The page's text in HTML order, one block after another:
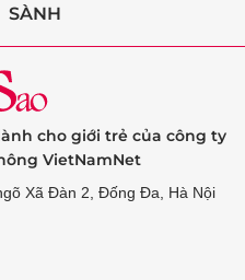
SÀNH
cho giới trẻ của công ty
VietNamNet
Xã Đàn 2, Đống Đa, Hà Nội